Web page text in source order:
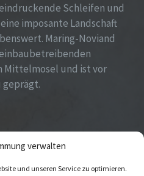
verwalten
und unseren Service zu optimieren.
Schleifen und
imposante Landschaft
Maring-Noviand
Mittelmosel und ist vor
geprägt.